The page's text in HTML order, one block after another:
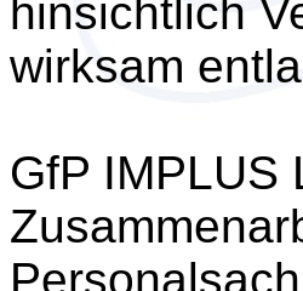
hinsichtlich
wirksam
GfP IMPLUS